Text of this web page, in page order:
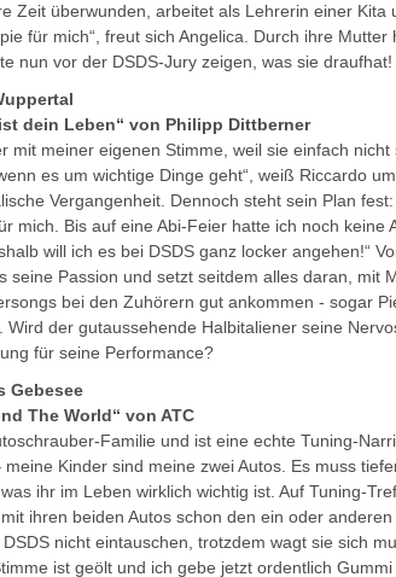
Zeit überwunden, arbeitet als Lehrerin einer Kita
für mich“, freut sich Angelica. Durch ihre
nun vor der DSDS-Jury zeigen, was sie draufhat!
dein Leben“ von Philipp Dittberner
mit meiner eigenen Stimme, weil sie einfach
es um wichtige Dinge geht“, weiß Riccardo
Vergangenheit. Dennoch steht sein Plan
mich. Bis auf eine Abi-Feier hatte ich noch keine
will ich es bei DSDS ganz locker angehen!“
seine Passion und setzt seitdem alles daran, mit
bei den Zuhörern gut ankommen - sogar
Wird der gutaussehende Halbitaliener seine
für seine Performance?
Gebesee
The World“ von ATC
Familie und ist eine echte Tuning-
Kinder sind meine zwei Autos. Es muss
ihr im Leben wirklich wichtig ist. Auf Tuning-
ihren beiden Autos schon den ein oder
nicht eintauschen, trotzdem wagt sie sich
ist geölt und ich gebe jetzt ordentlich